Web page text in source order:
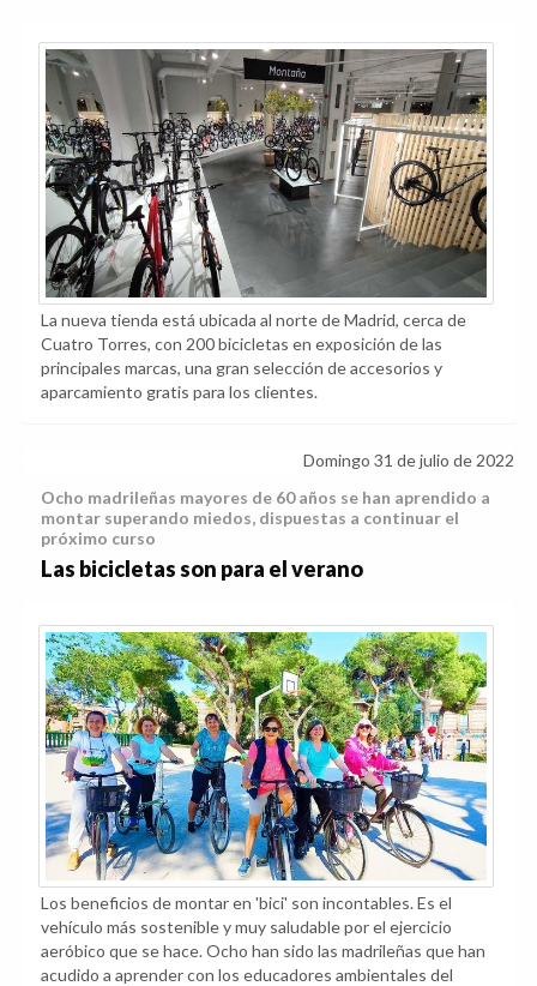
La nueva tienda está ubicada al norte de Madrid, cerca de
Cuatro Torres, con 200 bicicletas en exposición de las
principales marcas, una gran selección de accesorios y
aparcamiento gratis para los clientes.
Domingo 31 de julio de 2022
Ocho madrileñas mayores de 60 años se han aprendido a
montar superando miedos, dispuestas a continuar el
próximo curso
Las bicicletas son para el verano
Los beneficios de montar en 'bici' son incontables. Es el
vehículo más sostenible y muy saludable por el ejercicio
aeróbico que se hace. Ocho han sido las madrileñas que han
acudido a aprender con los educadores ambientales del